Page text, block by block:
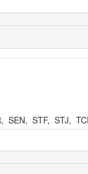
, SEN, STF, STJ,